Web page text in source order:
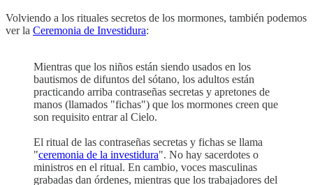
Volviendo a los rituales secretos de los mormones, también podemos
ver la Ceremonia de Investidura:
Mientras que los niños están siendo usados en los
bautismos de difuntos del sótano, los adultos están
practicando arriba contraseñas secretas y apretones de
manos (llamados "fichas") que los mormones creen que
son requisito entrar al Cielo.
El ritual de las contraseñas secretas y fichas se llama
"ceremonia de la investidura". No hay sacerdotes o
ministros en el ritual. En cambio, voces masculinas
grabadas dan órdenes, mientras que los trabajadores del